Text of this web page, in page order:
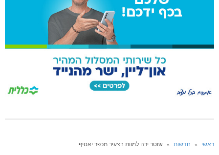
ראשי » חדשות » שוטר ירה למוות בצעיר מכפר יאסיף